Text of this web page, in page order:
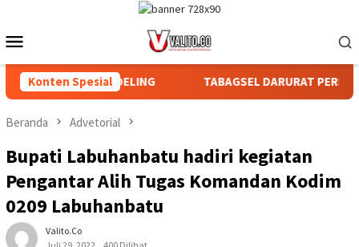
konten
Mobile
Konten Spesial
DAN AFDELING TABAGSEL DARURAT
Beranda Advetorial
Bupati Labuhanbatu hadiri kegiatan
Pengantar Alih Tugas Komandan Kodim
0209 Labuhanbatu
Valito.co